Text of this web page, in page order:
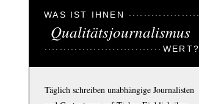
WAS IST IHNEN
Qualitätsjournalismus
WERT?
Täglich schreiben unabhängige Journalisten